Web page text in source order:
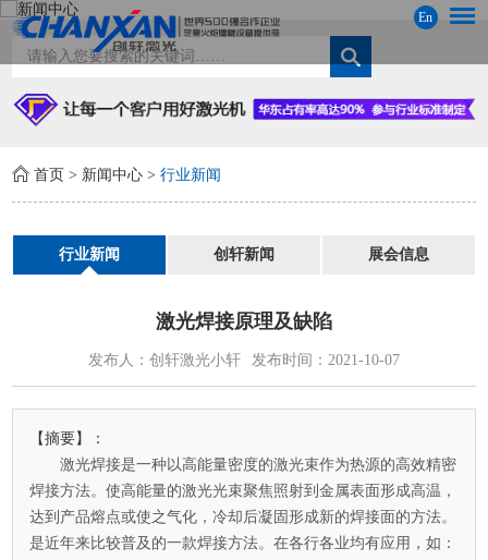
En
首页 > 新闻中心 >行业新闻
行业新闻 创轩新闻 展会信息
激光焊接原理及缺陷
发布人：创轩激光小轩 发布时间：2021-10-07
【摘要】：
激光焊接是一种以高能量密度的激光束作为热源的高效精密
焊接方法。使高能量的激光光束聚焦照射到金属表面形成高温，
达到产品熔点或使之气化，冷却后凝固形成新的焊接面的方法。
是近年来比较普及的一款焊接方法。在各行各业均有应用，如：